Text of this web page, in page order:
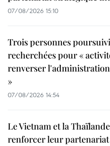
07/08/2026 15:10
Trois personnes
recherchées pour «
renverser
»
07/08/2026 14:54
Le Vietnam et la
renforcer leur partenariat